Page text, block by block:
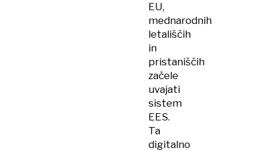
EU,
mednarodnih
letališčih
in
pristaniščih
začele
uvajati
sistem
EES.
Ta
digitalno